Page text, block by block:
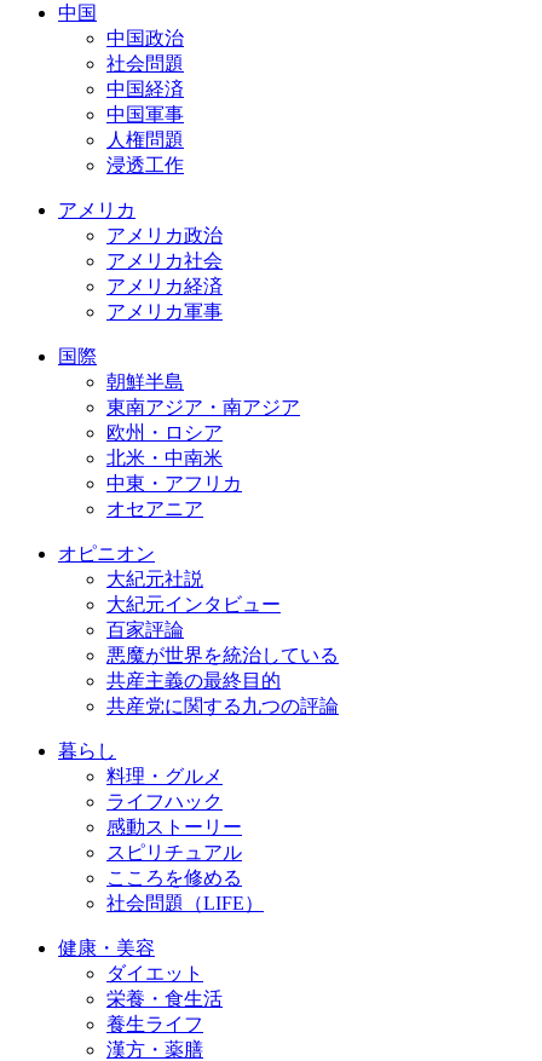
中国
中国政治
社会問題
中国経済
中国軍事
人権問題
浸透工作
アメリカ
アメリカ政治
アメリカ社会
アメリカ経済
アメリカ軍事
国際
朝鮮半島
東南アジア・南アジア
欧州・ロシア
北米・中南米
中東・アフリカ
オセアニア
オピニオン
大紀元社説
大紀元インタビュー
百家評論
悪魔が世界を統治している
共産主義の最終目的
共産党に関する九つの評論
暮らし
料理・グルメ
ライフハック
感動ストーリー
スピリチュアル
こころを修める
社会問題（LIFE）
健康・美容
ダイエット
栄養・食生活
養生ライフ
漢方・薬膳